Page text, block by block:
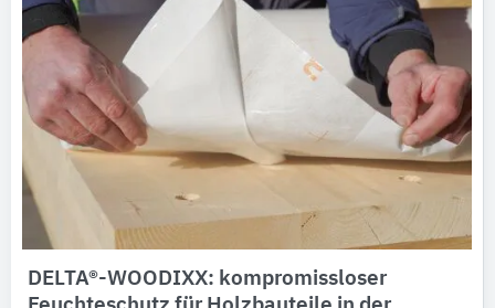
DELTA®-WOODIXX: kompromissloser